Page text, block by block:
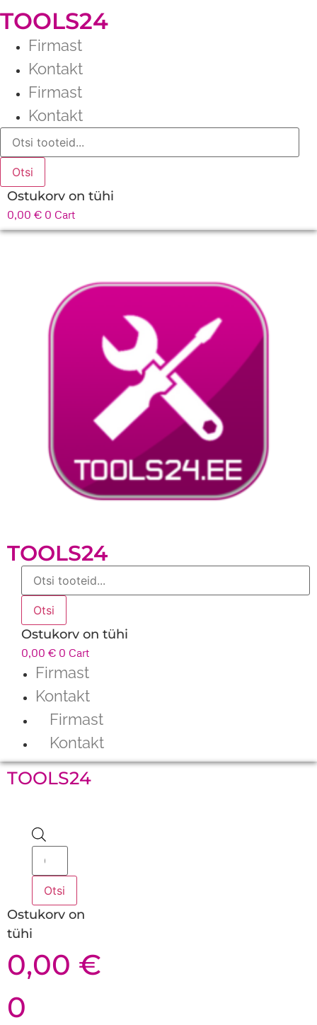
TOOLS24
Firmast
Kontakt
Firmast
Kontakt
Products
search
Otsi
Ostukorv on tühi
0,00 € 0 Cart
TOOLS24
Products
search
Otsi
Ostukorv on tühi
0,00 € 0 Cart
Firmast
Kontakt
Firmast
Kontakt
TOOLS24
Products
search
Otsi
Ostukorv on
tühi
0,00 €
0